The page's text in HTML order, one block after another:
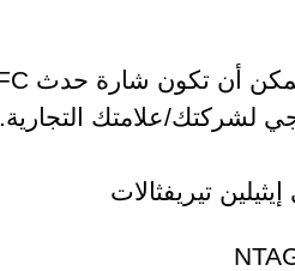
لشركتك/علامتك التجارية.
تيريفثالات